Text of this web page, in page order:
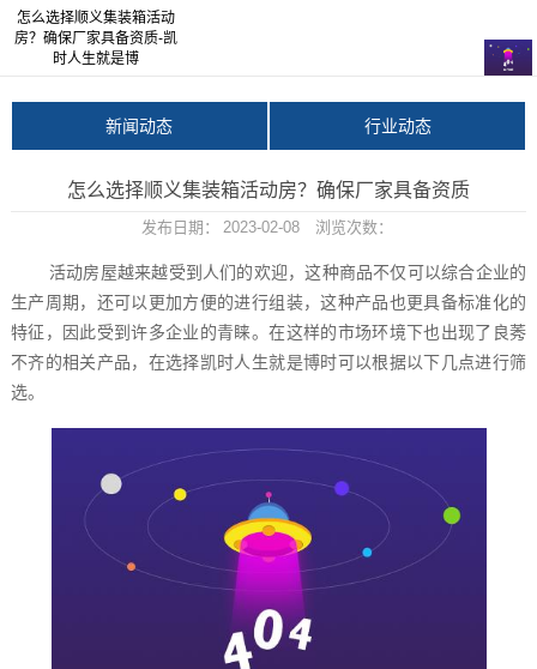
怎么选择顺义集装箱活动
房？确保厂家具备资质-凯
时人生就是博
新闻动态 行业动态
怎么选择顺义集装箱活动房？确保厂家具备资质
发布日期： 2023-02-08 浏览次数：
活动房屋越来越受到人们的欢迎，这种商品不仅可以综合企业的
生产周期，还可以更加方便的进行组装，这种产品也更具备标准化的
特征，因此受到许多企业的青睐。在这样的市场环境下也出现了良莠
不齐的相关产品，在选择凯时人生就是博时可以根据以下几点进行筛
选。